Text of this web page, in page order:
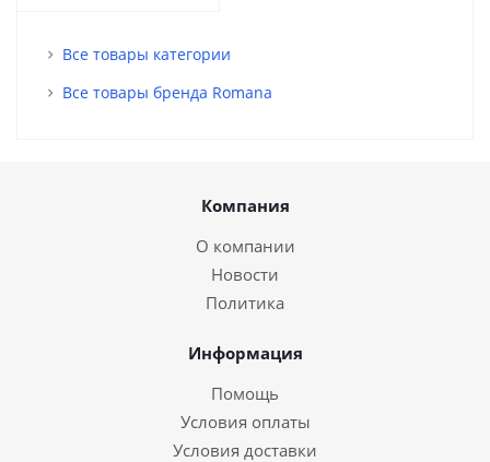
Все товары категории
Все товары бренда Romana
Компания
О компании
Новости
Политика
Информация
Помощь
Условия оплаты
Условия доставки